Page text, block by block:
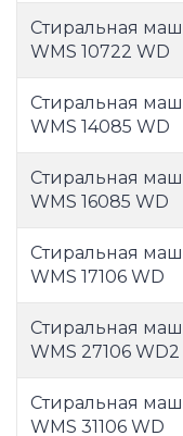
Стиральная
WMS 10722 WD
Стиральная
WMS 14085 WD
Стиральная
WMS 16085 WD
Стиральная
WMS 17106 WD
Стиральная
WMS 27106 WD2
Стиральная
WMS 31106 WD